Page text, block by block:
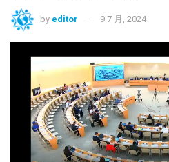
by editor 9 7 月, 2024